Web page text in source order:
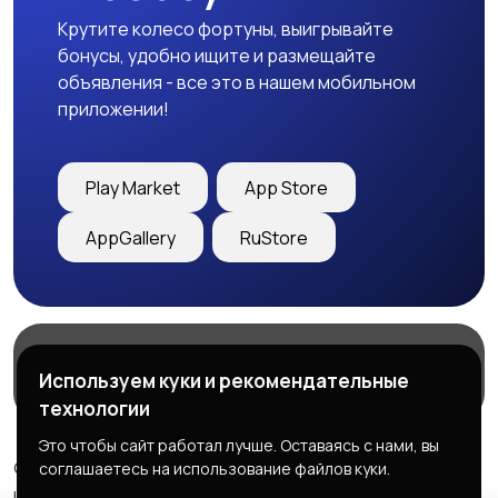
Крутите колесо фортуны, выигрывайте
бонусы, удобно ищите и размещайте
объявления - все это в нашем мобильном
приложении!
Play Market App Store
AppGallery RuStore
Служба поддержки
© 2026 Freebby - Сервис бесплатных объявлений ДНР
Используем куки и рекомендательные
технологии
Это чтобы сайт работал лучше. Оставаясь с нами, вы
соглашаетесь на использование файлов куки.